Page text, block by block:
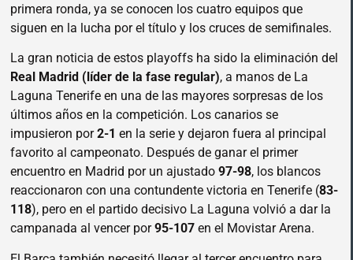
primera ronda, ya se conocen los cuatro equipos que
siguen en la lucha por el título y los cruces de semifinales.
La gran noticia de estos playoffs ha sido la eliminación del
Real Madrid (líder de la fase regular), a manos de La
Laguna Tenerife en una de las mayores sorpresas de los
últimos años en la competición. Los canarios se
impusieron por2-1 en la serie y dejaron fuera al principal
favorito al campeonato. Después de ganar el primer
encuentro en Madrid por un ajustado 97-98, los blancos
reaccionaron con una contundente victoria en Tenerife (83-
118), pero en el partido decisivo La Laguna volvió a dar la
campanada al vencer por95-107 en el Movistar Arena.